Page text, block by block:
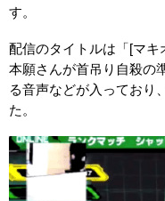
す。
配信のタイトルは「[マキ
本願さんが首吊り自殺の
る音声などが入っており
た。